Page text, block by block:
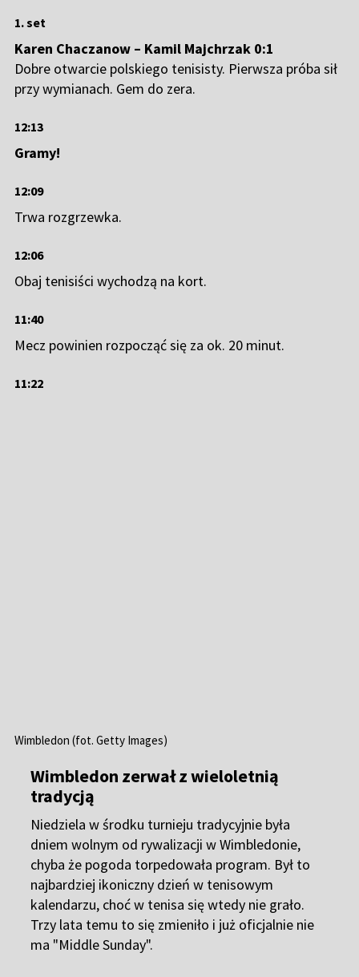
1. set
Karen Chaczanow – Kamil Majchrzak 0:1
Dobre otwarcie polskiego tenisisty. Pierwsza próba sił
przy wymianach. Gem do zera.
12:13
Gramy!
12:09
Trwa rozgrzewka.
12:06
Obaj tenisiści wychodzą na kort.
11:40
Mecz powinien rozpocząć się za ok. 20 minut.
11:22
najbardziej ikoniczny dzień w tenisowym
Trzy lata temu to się zmieniło i już oficjalnie nie
ma "Middle Sunday".
08:45
Zwycięzca w ćwierćfinale zmierzy się z rozstawionym z
"5" Taylorem Fritzem lub Jordanem Thompsonem.
08:40